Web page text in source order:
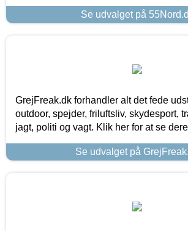
Se udvalget på
GrejFreak.dk forhandler alt det fede
outdoor, spejder, friluftsliv, skydesport,
jagt, politi og vagt. Klik her for at se
Se udvalget på